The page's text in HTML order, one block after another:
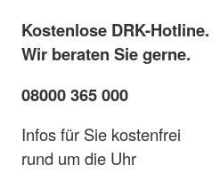
Kostenlose DRK-Hotline.
Wir beraten Sie gerne.
08000 365 000
Infos für Sie kostenfrei
rund um die Uhr